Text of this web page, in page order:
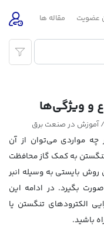
عضویت مقاله ها
و ویژگی‌ها
/آموزش در صنعت برق
مواردی می‌توان از آن
تنگستن به کمک گاز محافظت
بایستی به وسیله انبر
بگیرد. در ادامه این
الکترودهای تنگستن یا
باشید.